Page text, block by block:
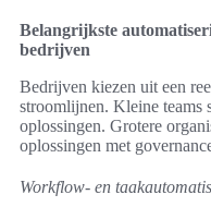
Belangrijkste
bedrijven
Bedrijven kiezen uit een
stroomlijnen. Kleine teams
oplossingen. Grotere
oplossingen met
Workflow- en